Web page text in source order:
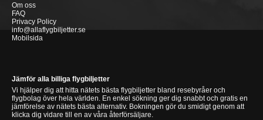
Om oss
FAQ
Privacy Policy
info@allaflygbiljetter.se
Mobilsida
Jämför alla billiga flygbiljetter
Vi hjälper dig att hitta nätets bästa flygbiljetter bland resebyråer och
flygbolag över hela världen. En enkel sökning ger dig snabbt och gratis en
jämförelse av nätets bästa alternativ. Bokningen gör du smidigt genom att
klicka dig vidare till en av våra återförsäljare.